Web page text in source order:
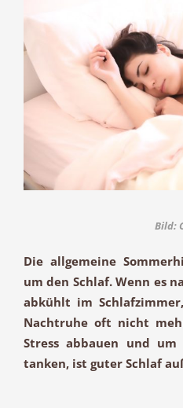
grösseres
Bild:
Die allgemeine
um den Schlaf. Wenn es
abkühlt im
Nachtruhe oft nicht
Stress abbauen und um
tanken, ist guter Schlaf